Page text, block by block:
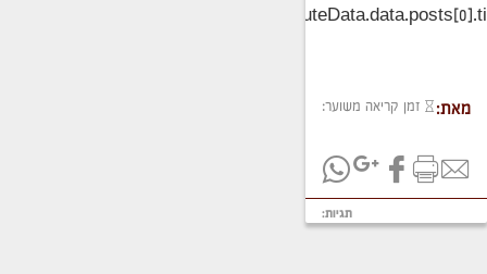
מאת: זמן קריאה משוער:
תגיות: